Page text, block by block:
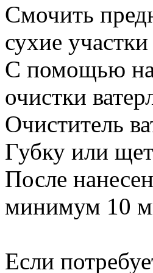
Смочить
сухие
С помощью
очистки
Очиститель
Губку или
После
минимум 10
Если